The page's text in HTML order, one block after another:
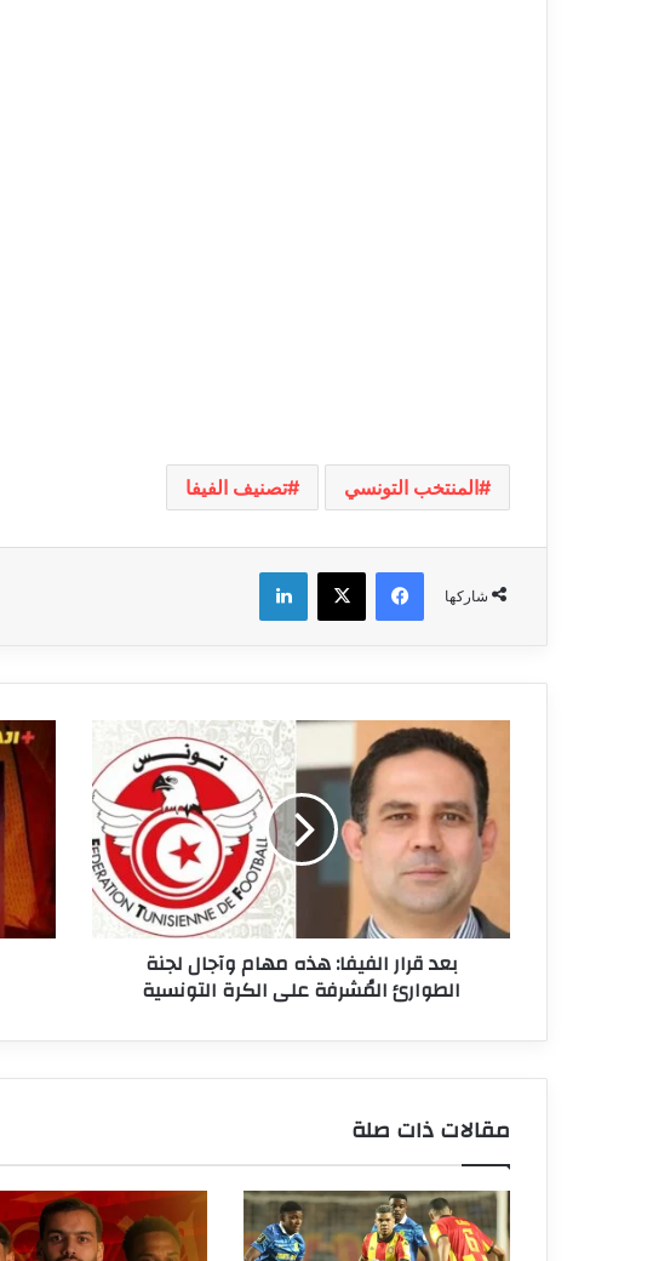
المنتخب التونسي تصنيف الفيفا
شاركها
فيسبوك ‫X لينكدإن
قرار
الفيفا:
هذه
مهام
وآجال
الطوارئ
المُشرفة
بعد قرار الفيفا: هذه مهام وآجال لجنة
الطوارئ المُشرفة على الكرة التونسية
الترجي
شراء
سووي
من
مستقبل
سليمان
مقالات ذات صلة